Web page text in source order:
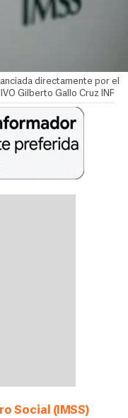
directamente por el
Gilberto Gallo Cruz INF
Social (IMSS)